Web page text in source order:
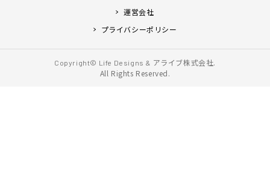
運営会社
プライバシーポリシー
Copyright© Life Designs & アライブ株式会社.
All Rights Reserved.